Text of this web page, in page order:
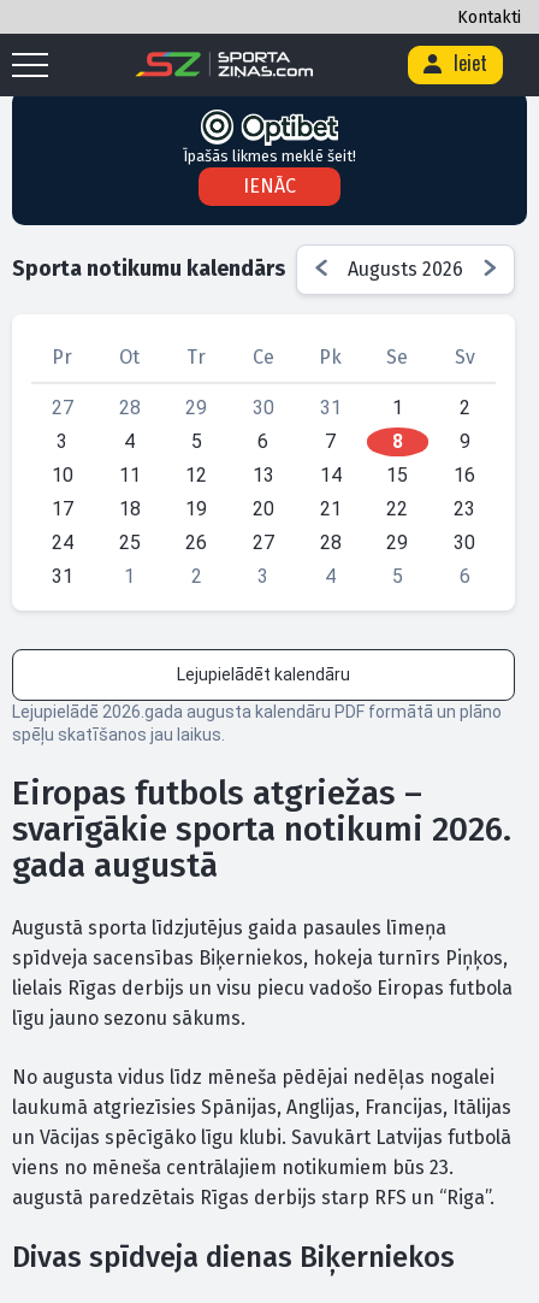
Kontakti
Ieiet
Sākums Sporta notikumu kalendārs
Īpašās likmes meklē šeit!
IENĀC
Sporta notikumu kalendārs Augusts 2026
Pr Ot Tr Ce Pk Se Sv
27 28 29 30 31 1
2
3
4 5 6 7 8
9
10
11 12 13 14 15
16
17
18 19 20 21 22
23
24
25 26 27 28 29
30
31
1 2 3 4 5 6
Lejupielādēt kalendāru
Lejupielādē 2026.gada augusta kalendāru PDF formātā un plāno
spēļu skatīšanos jau laikus.
Eiropas futbols atgriežas –
svarīgākie sporta notikumi 2026.
gada augustā
Augustā sporta līdzjutējus gaida pasaules līmeņa
spīdveja sacensības Biķerniekos, hokeja turnīrs Piņķos,
lielais Rīgas derbijs un visu piecu vadošo Eiropas futbola
līgu jauno sezonu sākums.
No augusta vidus līdz mēneša pēdējai nedēļas nogalei
laukumā atgriezīsies Spānijas, Anglijas, Francijas, Itālijas
un Vācijas spēcīgāko līgu klubi. Savukārt Latvijas futbolā
viens no mēneša centrālajiem notikumiem būs 23.
augustā paredzētais Rīgas derbijs starp RFS un “Riga”.
Divas spīdveja dienas Biķerniekos